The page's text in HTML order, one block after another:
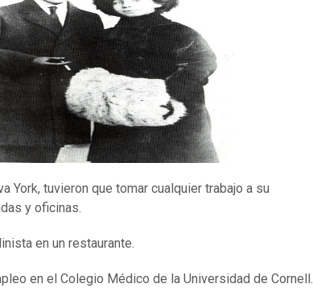
York, tuvieron que tomar cualquier trabajo a su
y oficinas.
en un restaurante.
en el Colegio Médico de la Universidad de Cornell.